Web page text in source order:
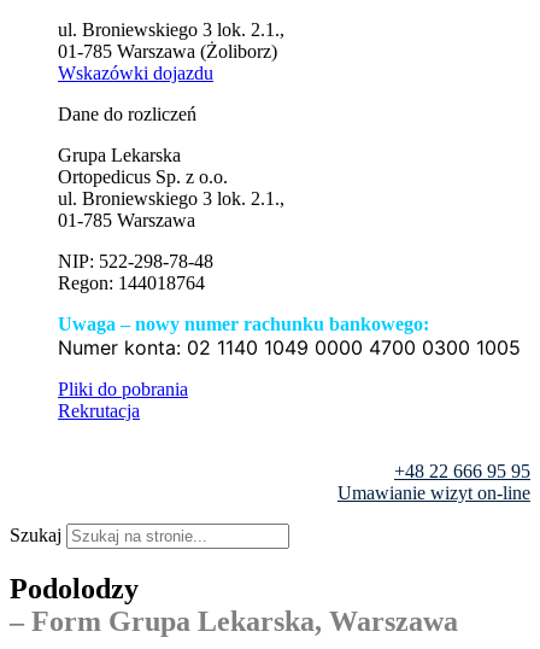
ul. Broniewskiego 3 lok. 2.1.,
01-785 Warszawa (Żoliborz)
Wskazówki dojazdu
Dane do rozliczeń
Grupa Lekarska
Ortopedicus Sp. z o.o.
ul. Broniewskiego 3 lok. 2.1.,
01-785 Warszawa
NIP: 522-298-78-48
Regon: 144018764
Uwaga – nowy numer rachunku bankowego:
Numer konta: 02 1140 1049 0000 4700 0300 1005
Pliki do pobrania
Rekrutacja
+48 22 666 95 95
Umawianie wizyt on-line
Szukaj
Podolodzy
– Form Grupa Lekarska, Warszawa